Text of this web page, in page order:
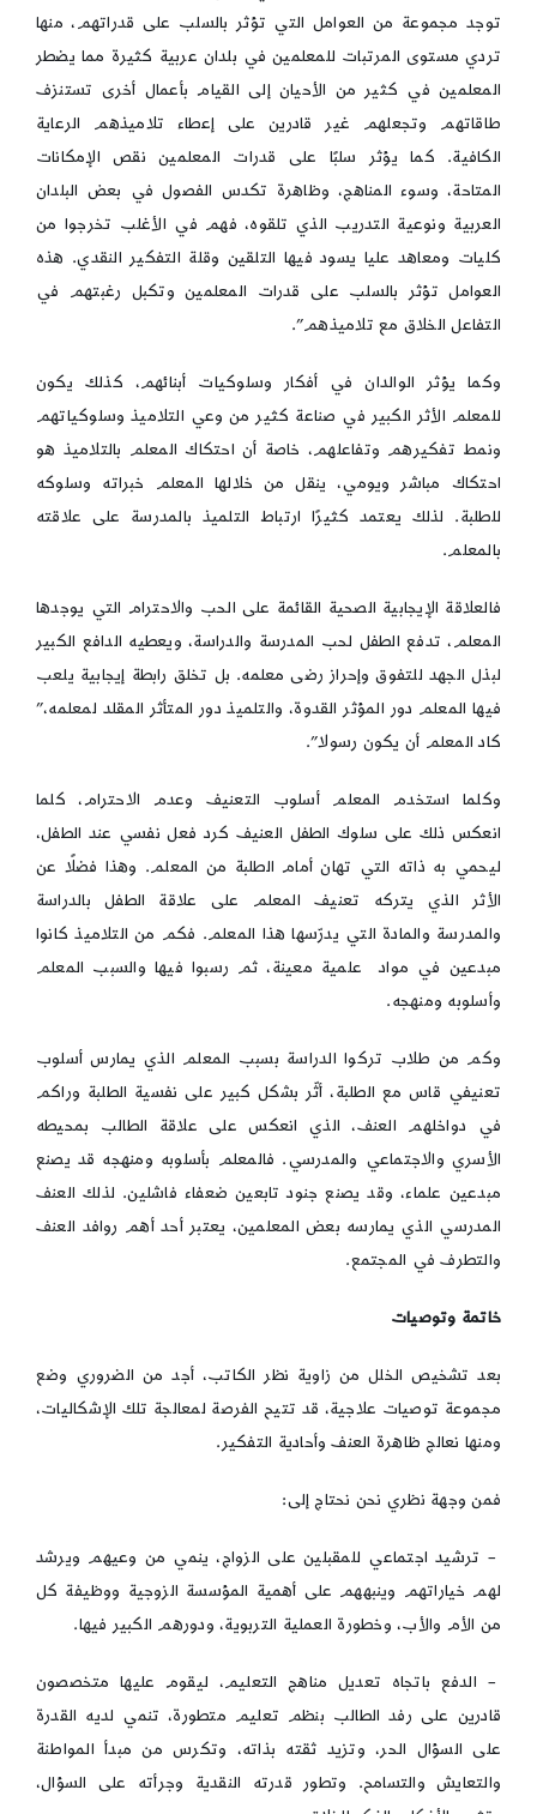
توجد مجموعة من العوامل التي تؤثر بالسلب على قدراتهم، منها
تردي مستوى المرتبات للمعلمين في بلدان عربية كثيرة مما يضطر
المعلمين في كثير من الأحيان إلى القيام بأعمال أخرى تستنزف
طاقاتهم وتجعلهم غير قادرين على إعطاء تلاميذهم الرعاية
الكافية. كما يؤثر سلبًا على قدرات المعلمين نقص الإمكانات
المتاحة، وسوء المناهج، وظاهرة تكدس الفصول في بعض البلدان
العربية ونوعية التدريب الذي تلقوه، فهم في الأغلب تخرجوا من
كليات ومعاهد عليا يسود فيها التلقين وقلة التفكير النقدي. هذه
العوامل تؤثر بالسلب على قدرات المعلمين وتكبل رغبتهم في
التفاعل الخلاق مع تلاميذهم”.
وكما يؤثر الوالدان في أفكار وسلوكيات أبنائهم، كذلك يكون
للمعلم الأثر الكبير في صناعة كثير من وعي التلاميذ وسلوكياتهم
ونمط تفكيرهم وتفاعلهم، خاصة أن احتكاك المعلم بالتلاميذ هو
احتكاك مباشر ويومي، ينقل من خلالها المعلم خبراته وسلوكه
للطلبة. لذلك يعتمد كثيرًا ارتباط التلميذ بالمدرسة على علاقته
بالمعلم.
فالعلاقة الإيجابية الصحية القائمة على الحب والاحترام التي يوجدها
المعلم، تدفع الطفل لحب المدرسة والدراسة، ويعطيه الدافع الكبير
لبذل الجهد للتفوق وإحراز رضى معلمه. بل تخلق رابطة إيجابية يلعب
فيها المعلم دور المؤثر القدوة، والتلميذ دور المتأثر المقلد لمعلمه،”
كاد المعلم أن يكون رسولا”.
وكلما استخدم المعلم أسلوب التعنيف وعدم الاحترام، كلما
انعكس ذلك على سلوك الطفل العنيف كرد فعل نفسي عند الطفل،
ليحمي به ذاته التي تهان أمام الطلبة من المعلم. وهذا فضلًا عن
الأثر الذي يتركه تعنيف المعلم على علاقة الطفل بالدراسة
والمدرسة والمادة التي يدرّسها هذا المعلم. فكم من التلاميذ كانوا
مبدعين في مواد علمية معينة، ثم رسبوا فيها والسبب المعلم
وأسلوبه ومنهجه.
وكم من طلاب تركوا الدراسة بسبب المعلم الذي يمارس أسلوب
تعنيفي قاس مع الطلبة، أثّر بشكل كبير على نفسية الطلبة وراكم
في دواخلهم العنف، الذي انعكس على علاقة الطالب بمحيطه
الأسري والاجتماعي والمدرسي. فالمعلم بأسلوبه ومنهجه قد يصنع
مبدعين علماء، وقد يصنع جنود تابعين ضعفاء فاشلين. لذلك العنف
المدرسي الذي يمارسه بعض المعلمين، يعتبر أحد أهم روافد العنف
والتطرف في المجتمع.
خاتمة وتوصيات
بعد تشخيص الخلل من زاوية نظر الكاتب، أجد من الضروري وضع
مجموعة توصيات علاجية، قد تتيح الفرصة لمعالجة تلك الإشكاليات،
ومنها نعالج ظاهرة العنف وأحادية التفكير.
فمن وجهة نظري نحن نحتاج إلى:
– ترشيد اجتماعي للمقبلين على الزواج، ينمي من وعيهم ويرشد
لهم خياراتهم وينبههم على أهمية المؤسسة الزوجية ووظيفة كل
من الأم والأب، وخطورة العملية التربوية، ودورهم الكبير فيها.
– الدفع باتجاه تعديل مناهج التعليم، ليقوم عليها متخصصون
قادرين على رفد الطالب بنظم تعليم متطورة، تنمي لديه القدرة
على السؤال الحر، وتزيد ثقته بذاته، وتكرس من مبدأ المواطنة
والتعايش والتسامح. وتطور قدرته النقدية وجرأته على السؤال،